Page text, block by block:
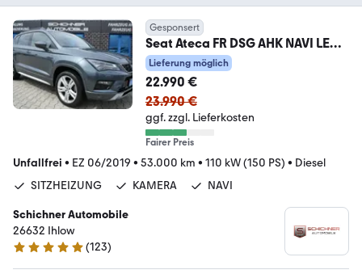
Gesponsert
Seat Ateca FR DSG AHK NAVI LED
GRA KAMERA SITZHEIZUNG
Lieferung möglich
22.990 €
23.990 €
ggf. zzgl. Lieferkosten
Fairer Preis
Unfallfrei • EZ 06/2019 • 53.000 km • 110 kW (150 PS) • Diesel
SITZHEIZUNG
KAMERA NAVI
Schichner Automobile
26632 Ihlow
4.9 Sterne
(123)